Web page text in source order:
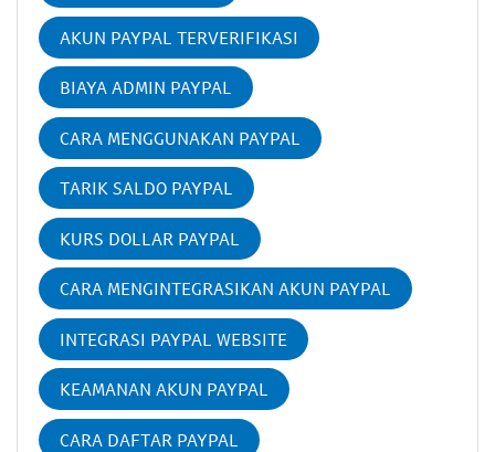
AKUN PAYPAL TERVERIFIKASI
BIAYA ADMIN PAYPAL
CARA MENGGUNAKAN PAYPAL
TARIK SALDO PAYPAL
KURS DOLLAR PAYPAL
CARA MENGINTEGRASIKAN AKUN PAYPAL
INTEGRASI PAYPAL WEBSITE
KEAMANAN AKUN PAYPAL
CARA DAFTAR PAYPAL